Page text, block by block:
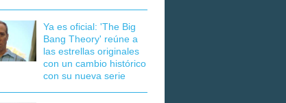
Ya es oficial: 'The Big
Bang Theory' reúne a
las estrellas originales
con un cambio histórico
con su nueva serie